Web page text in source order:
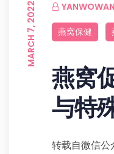
MARCH 7, 2022 燕窝保健
燕窝
与特
转载自微信公